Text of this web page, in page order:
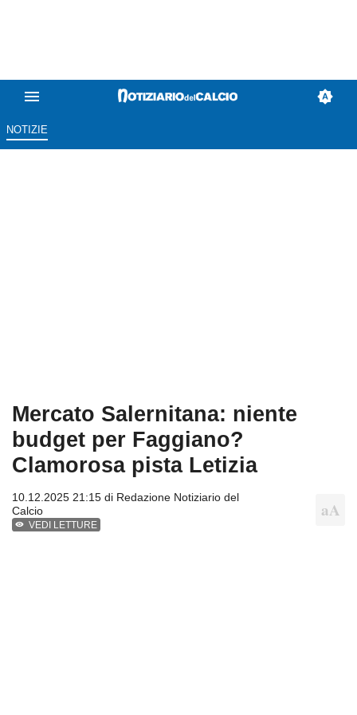
NOTIZIE
Mercato Salernitana: niente
budget per Faggiano?
Clamorosa pista Letizia
10.12.2025 21:15 di Redazione Notiziario del
Calcio
VEDI LETTURE